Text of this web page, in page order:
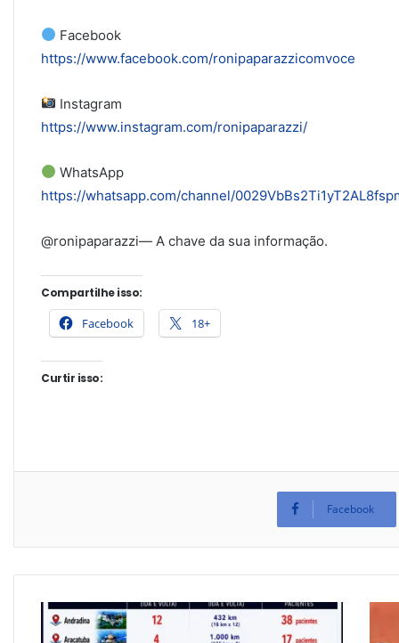
Facebook
https://www.facebook.com/ronipaparazzicomvoce
Instagram
https://www.instagram.com/ronipaparazzi/
WhatsApp
https://whatsapp.com/channel/
@ronipaparazzi— A chave da sua informação.
Compartilhe isso:
Facebook 18+
Curtir isso:
Facebook